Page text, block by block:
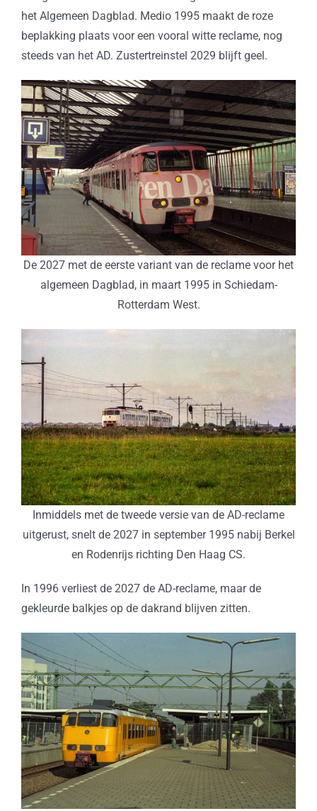
het Algemeen Dagblad. Medio 1995 maakt de roze
beplakking plaats voor een vooral witte reclame, nog
steeds van het AD. Zustertreinstel 2029 blijft geel.
De 2027 met de eerste variant van de reclame voor het
algemeen Dagblad, in maart 1995 in Schiedam-
Rotterdam West.
Inmiddels met de tweede versie van de AD-reclame
uitgerust, snelt de 2027 in september 1995 nabij Berkel
en Rodenrijs richting Den Haag CS.
In 1996 verliest de 2027 de AD-reclame, maar de
gekleurde balkjes op de dakrand blijven zitten.